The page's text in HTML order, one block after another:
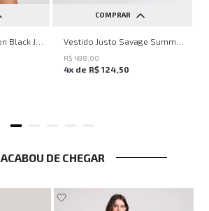
COMPRAR
PP P M G
R$ 498 00
4x de R$ 124 50
ACABOU DE CHEGAR